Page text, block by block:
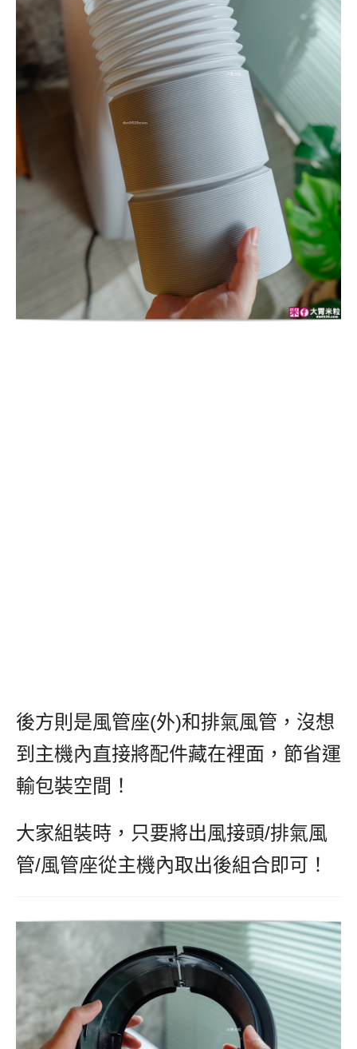
後方則是風管座(外)和排氣風管，沒想
到主機內直接將配件藏在裡面，節省運
輸包裝空間！
大家組裝時，只要將出風接頭/排氣風
管/風管座從主機內取出後組合即可！